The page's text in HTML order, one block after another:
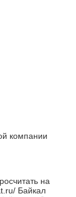
компании
на
Байкал